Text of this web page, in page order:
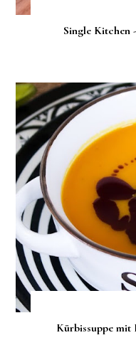
Single Kitchen
Kürbissuppe